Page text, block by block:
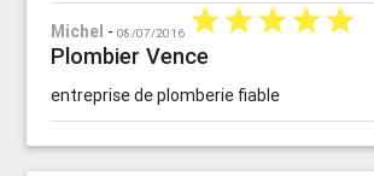
Michel -08/07/2016 starstarstarstarstar
Plombier Vence
entreprise de plomberie fiable